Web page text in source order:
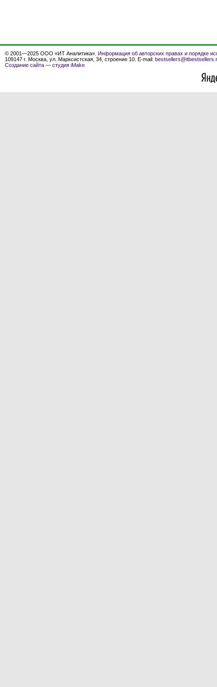
© 2001—2025 ООО «ИТ Аналитика». Информация об авторских правах и порядке
109147 г. Москва, ул. Марксистская, 34, строение 10. E-mail:
Создание сайта — студия iMake